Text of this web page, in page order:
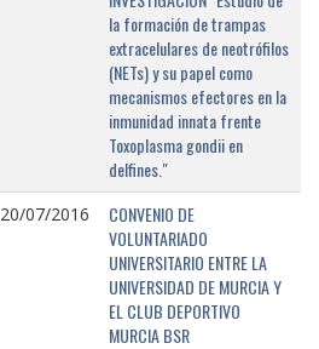
la formación de trampas
extracelulares de neotrófilos
(NETs) y su papel como
mecanismos efectores en la
inmunidad innata frente
Toxoplasma gondii en
delfines."
20/07/2016
CONVENIO DE
VOLUNTARIADO
UNIVERSITARIO ENTRE LA
UNIVERSIDAD DE MURCIA Y
EL CLUB DEPORTIVO
MURCIA BSR